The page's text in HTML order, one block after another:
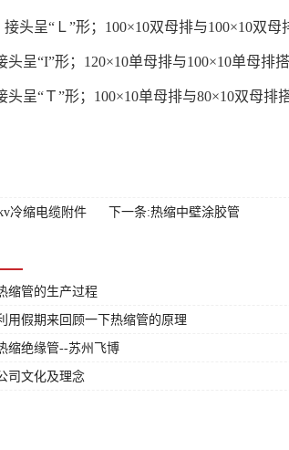
头呈“Ｌ”形；100×10双母排与100×10双母
呈“I”形；120×10单母排与100×10单母排
呈“Ｔ”形；100×10单母排与80×10双母排
冷缩电缆附件 下一条:热缩中壁涂胶管
缩管的生产过程
用假期来回顾一下热缩管的原理
缩绝缘管--苏州飞博
司文化及理念